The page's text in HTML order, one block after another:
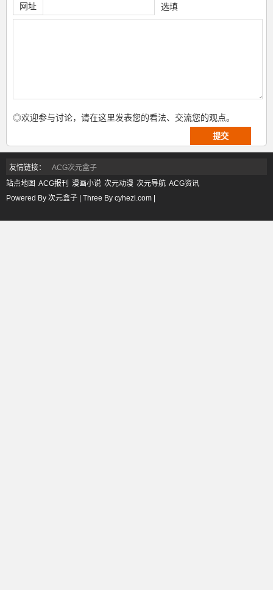
网址 选填
◎欢迎参与讨论，请在这里发表您的看法、交流您的观点。
友情链接：
ACG次元盒子
站点地图 ACG报刊 漫画小说 次元动漫 次元导航 ACG资讯
Powered By 次元盒子 | Three By cyhezi.com |